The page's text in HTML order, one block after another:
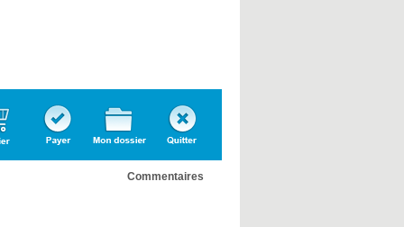
Confirmer
l'inscription
Dossier
personnel
Quitter
Commentaires